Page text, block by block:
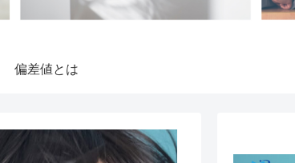
偏差値とは